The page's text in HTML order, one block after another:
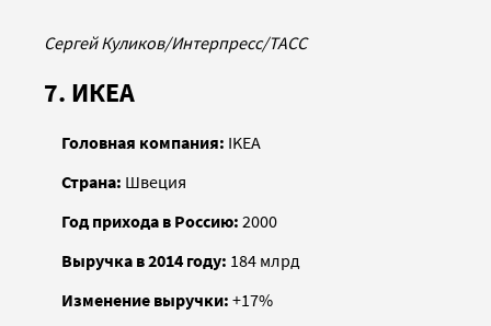
Сергей Куликов/Интерпресс/ТАСС
7. ИКЕА
Головная компания: IKEA
Страна: Швеция
Год прихода в Россию: 2000
Выручка в 2014 году: 184 млрд
Изменение выручки: +17%